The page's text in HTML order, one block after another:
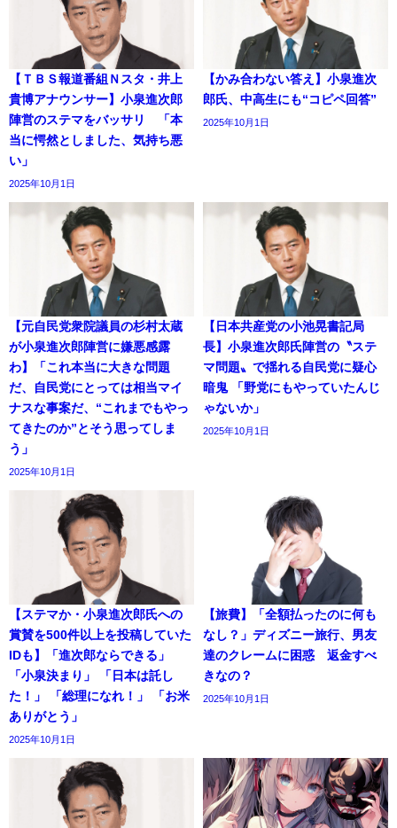
【ＴＢＳ報道番組Ｎスタ・井上
貴博アナウンサー】小泉進次郎
陣営のステマをバッサリ 「本
当に愕然としました、気持ち悪
い」
2025年10月1日
【かみ合わない答え】小泉進次
郎氏、中高生にも“コピペ回答”
2025年10月1日
【元自民党衆院議員の杉村太蔵
が小泉進次郎陣営に嫌悪感露
わ】「これ本当に大きな問題
だ、自民党にとっては相当マイ
ナスな事案だ、“これまでもやっ
てきたのか”とそう思ってしま
う」
2025年10月1日
【日本共産党の小池晃書記局
長】小泉進次郎氏陣営の〝ステ
マ問題〟で揺れる自民党に疑心
暗鬼 「野党にもやっていたんじ
ゃないか」
2025年10月1日
【ステマか・小泉進次郎氏への
賞賛を500件以上を投稿していた
IDも】「進次郎ならできる」
「小泉決まり」 「日本は託し
た！」 「総理になれ！」 「お米
ありがとう」
2025年10月1日
【旅費】「全額払ったのに何も
なし？」ディズニー旅行、男友
達のクレームに困惑 返金すべ
きなの？
2025年10月1日